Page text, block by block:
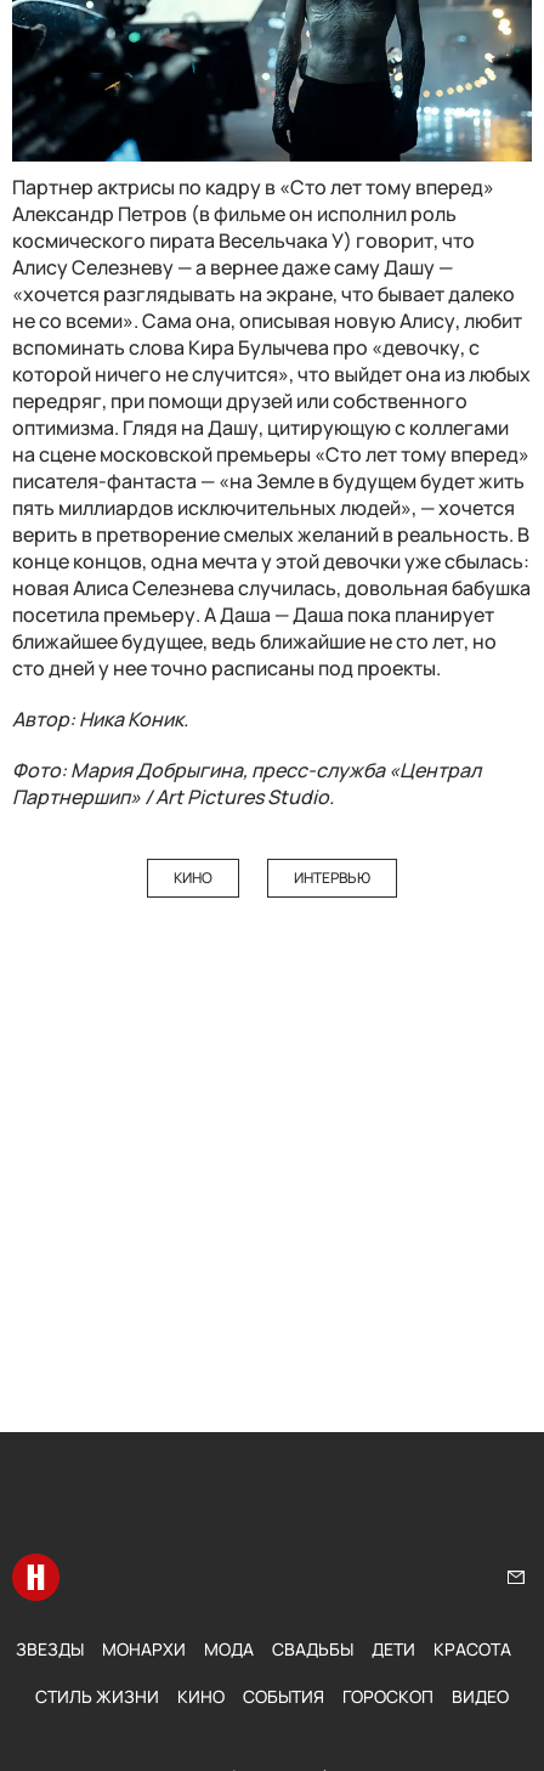
Партнер актрисы по кадру в «Сто лет тому вперед»
Александр Петров (в фильме он исполнил роль
космического пирата Весельчака У) говорит, что
Алису Селезневу — а вернее даже саму Дашу —
«хочется разглядывать на экране, что бывает далеко
не со всеми». Сама она, описывая новую Алису, любит
вспоминать слова Кира Булычева про «девочку, с
которой ничего не случится», что выйдет она из любых
передряг, при помощи друзей или собственного
оптимизма. Глядя на Дашу, цитирующую с коллегами
на сцене московской премьеры «Сто лет тому вперед»
писателя-фантаста — «на Земле в будущем будет жить
пять миллиардов исключительных людей», — хочется
верить в претворение смелых желаний в реальность. В
конце концов, одна мечта у этой девочки уже сбылась:
новая Алиса Селезнева случилась, довольная бабушка
посетила премьеру. А Даша — Даша пока планирует
ближайшее будущее, ведь ближайшие не сто лет, но
сто дней у нее точно расписаны под проекты.
Автор: Ника Коник.
Фото: Мария Добрыгина, пресс-служба «Централ
Партнершип» / Art Pictures Studio.
КИНО ИНТЕРВЬЮ
Перейти на главную
ЗВЕЗДЫ МОНАРХИ МОДА СВАДЬБЫ ДЕТИ КРАСОТА
СТИЛЬ ЖИЗНИ КИНО СОБЫТИЯ ГОРОСКОП ВИДЕО